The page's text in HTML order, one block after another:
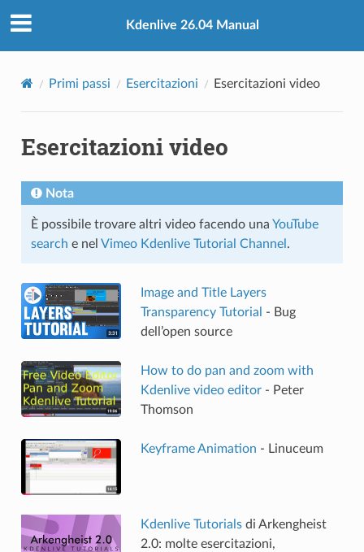
Kdenlive 26.04 Manual
Primi passi Esercitazioni Esercitazioni video
Esercitazioni video
Nota
È possibile trovare altri video facendo una YouTube
search e nel Vimeo Kdenlive Tutorial Channel .
Image and Title Layers
Transparency Tutorial
- Bug
dell’open source
How to do pan and zoom with
Kdenlive video editor- Peter
Thomson
Keyframe Animation - Linuceum
Kdenlive Tutorialsdi Arkengheist
2.0: molte esercitazioni,